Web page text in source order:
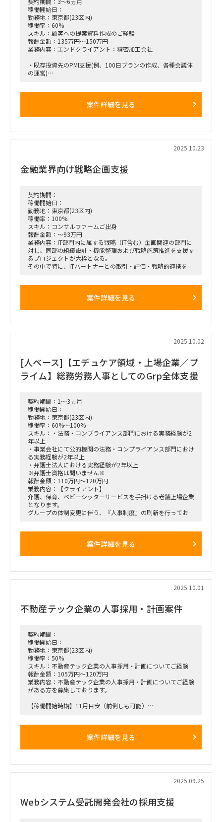
稼働開始日：
勤務地：東京都(23区内)
稼働率：60%
スキル：顧客への提案資料作成のご経験
報酬金額：135万円～150万円
業務内容：エンドクライアント：精密加工会社
・既存投資先のPMI支援(例、100日プランの作成、各種会議体
の運営)
働き方：フルリモート
備考：クライアントMTGが入る可能性があるのは月曜日 or 火
曜日(Max 週2時間程度)
案件詳細を見る
2025.10.23
金融業界向け戦略企画支援
契約期間：
稼働開始日：
勤務地：東京都(23区内)
稼働率：100%
スキル：コンサルファームご出身
報酬金額：～93万円
業務内容：IT部門内に属する戦略（IT含む）企画関連の部門に
対し、同部の組織設計・機能整理および戦略施策推進を支援す
るプロジェクトが大枠となる。
その中で特に、ITパートナーとの取引・評価・戦略的連携を最
方針に基づく各種施策の検討・推進を担っていただく想定。
ークライアントとの討議リード（論点整理・施策案作成・討議
ーリサーチ・分析支援
ー他行事例・業界動向の調査（デスクトップ／ビザスクインタ
ビュー）
【作業場所】ハイブリット（23区内に週2~3出社＋リモート）
※出社時の滞在時間は2.3時間程度
【開始日】ASAP～
案件詳細を見る
2025.10.02
[人ベース]【エデュケア領域・上場企業／プ
ライム】総務労務人事としてのGrp全体支援
契約期間：1～3ヵ月
稼働開始日：
勤務地：東京都(23区内)
稼働率：60%～100%
スキル：・法務・コンプライアンス部門における実務経験が2
年以上
・事業会社にて公的機関の法務・コンプライアンス部門におけ
る実務経験が2年以上
・弁護士法人における実務経験が2年以上
※弁護士資格は問いません※
報酬金額：110万円～120万円
業務内容：【クライアント】
介護、保育、ベビーシッターサービスを手掛ける老舗上場企業
となります。
グループの体制変更に伴う、『人事制度』の刷新を行っており
その土台を支えてくださる方をお招きしたいと考えています。
グループ全体で6000名規模の組織体となる当グループにおい
て、法務・リスクマネジメントに関わる領域をお任せ致しま
これまでのご経験を存分にご発揮頂けるような環境を整えつ
つ、グループ会社の法務・コンプライアンス業務の中で、まず
はご意向をお伺いの上、お任せする業務を調整させて頂きま
す。
□業務内容（想定含む）
・保育施設の立ち上げから運営に関する契約審査（運営業務委
託、利用枠契約、建設・設計契約、レビューなど）
・知的財産権関連業務
・個人情報保護関連業務
・紛争案件（訴訟、労働審判等）、労働争議等への対応
・コーポレートアクションに関する法的調査
・リスクコンプライアンス委員会・内部通報窓口の運用、通報
・新規事業、アライアンスや戦略的施策に関わる法的側面での
・その他、企業法務全般
このプロジェクトでは、体系的な人事制度の整備に向けた多岐
組織の成長を支える重要なプロジェクトですので、ぜひご検討
ください。
案件詳細を見る
2025.10.01
不動産テック企業の人事採用・計画案件
契約期間：
稼働開始日：
勤務地：東京都(23区内)
稼働率：50%
スキル：不動産テック企業の人事採用・計画についてご経験
報酬金額：105万円～120万円
業務内容：不動産テック企業の人事採用・計画についてご経験
がある方を募集しております。
【稼働開始時期】11月目安（前倒しも可能）
【エンド】不動産テック企業（レガシー業界）
案件詳細を見る
2025.09.25
Webシステム受託開発会社の採用支援